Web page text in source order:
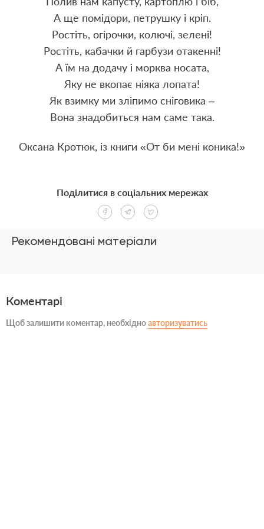
А ще помідори, петрушку і кріп.
Ростіть, огірочки, колючі, зелені!
Ростіть, кабачки й гарбузи отакенні!
А їм на додачу і морква носата,
Яку не вкопає ніяка лопата!
Як взимку ми зліпимо сніговика –
Вона знадобиться нам саме така.
Оксана Кротюк, із книги «От би мені коника!»
Рекомендовані матеріали
Поділитися в соціальних мережах
Коментарі
Щоб залишити коментар, необхідноавторизуватись